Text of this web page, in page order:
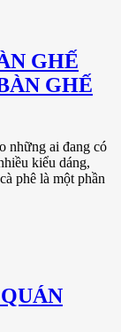
GHẾ
GHẾ
những ai đang có
kiểu dáng,
phê là một phần